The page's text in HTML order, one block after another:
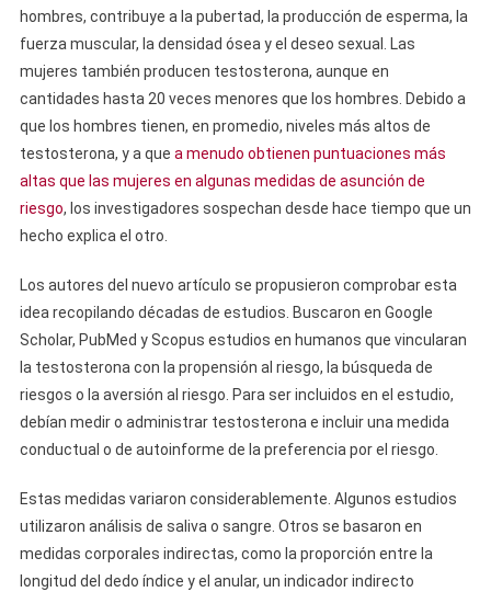
hombres, contribuye a la pubertad, la producción de esperma, la
fuerza muscular, la densidad ósea y el deseo sexual. Las
mujeres también producen testosterona, aunque en
cantidades hasta 20 veces menores que los hombres. Debido a
que los hombres tienen, en promedio, niveles más altos de
testosterona, y a que a menudo obtienen puntuaciones más
altas que las mujeres en algunas medidas de asunción de
riesgo, los investigadores sospechan desde hace tiempo que un
hecho explica el otro.
Los autores del nuevo artículo se propusieron comprobar esta
idea recopilando décadas de estudios. Buscaron en Google
Scholar, PubMed y Scopus estudios en humanos que vincularan
la testosterona con la propensión al riesgo, la búsqueda de
riesgos o la aversión al riesgo. Para ser incluidos en el estudio,
debían medir o administrar testosterona e incluir una medida
conductual o de autoinforme de la preferencia por el riesgo.
Estas medidas variaron considerablemente. Algunos estudios
utilizaron análisis de saliva o sangre. Otros se basaron en
medidas corporales indirectas, como la proporción entre la
longitud del dedo índice y el anular, un indicador indirecto